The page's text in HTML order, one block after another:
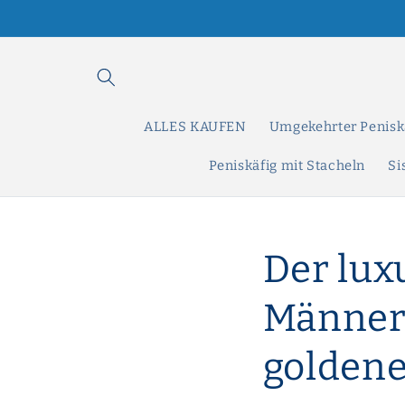
Inhalt
ALLES KAUFEN Umgekehrter
Peniskäfig mit Stacheln
Der